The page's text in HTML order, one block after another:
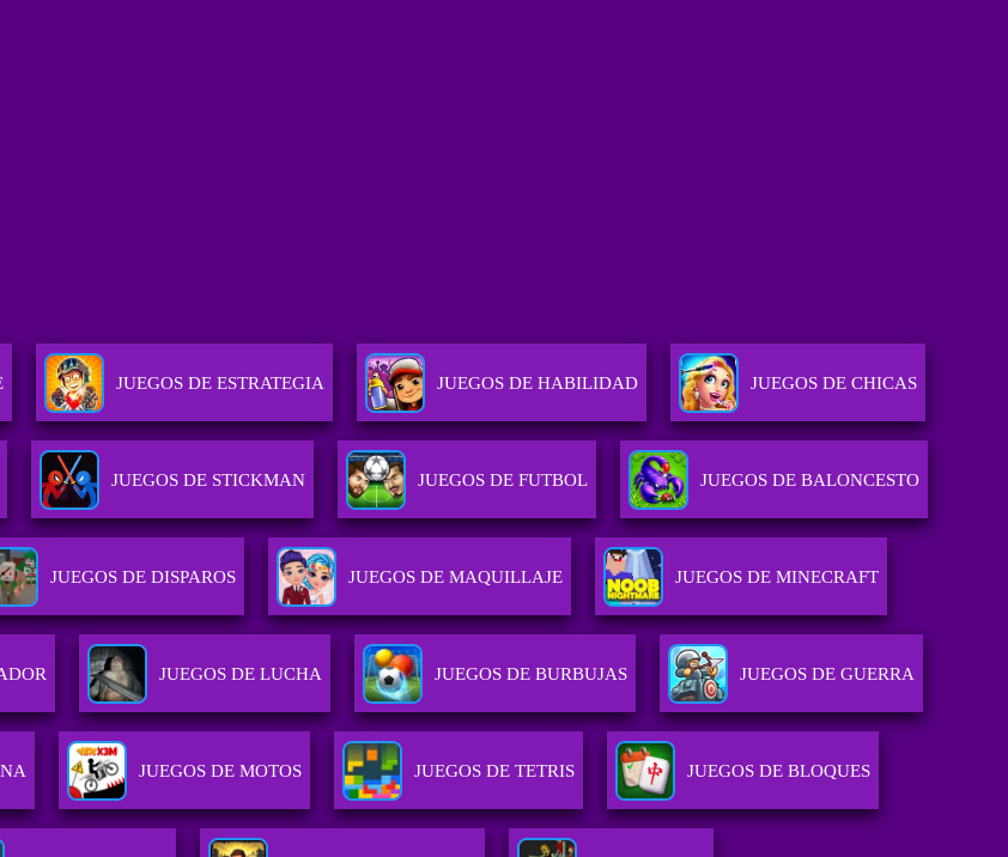
JUEGOS DE ESTRATEGIA JUEGOS DE HABILIDAD JUEGOS DE CHICAS
JUEGOS DE STICKMAN JUEGOS DE FUTBOL JUEGOS DE BALONCESTO
JUEGOS DE DISPAROS JUEGOS DE MAQUILLAJE JUEGOS DE MINECRAFT
JUEGOS DE LUCHA JUEGOS DE BURBUJAS JUEGOS DE GUERRA
JUEGOS DE MOTOS JUEGOS DE TETRIS JUEGOS DE BLOQUES